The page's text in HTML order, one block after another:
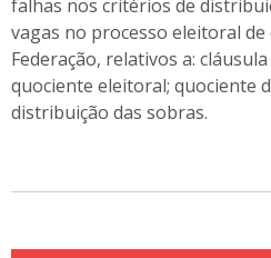
falhas nos critérios de
vagas no processo eleitoral
Federação, relativos a:
quociente eleitoral; quociente
distribuição das sobras.